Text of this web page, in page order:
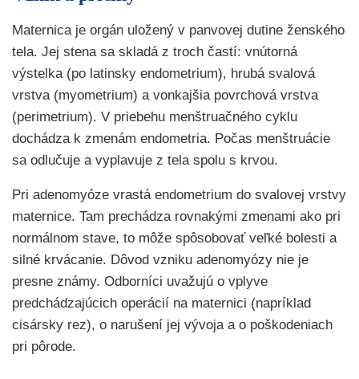
Maternica je orgán uložený v panvovej dutine ženského
tela. Jej stena sa skladá z troch častí: vnútorná
výstelka (po latinsky endometrium), hrubá svalová
vrstva (myometrium) a vonkajšia povrchová vrstva
(perimetrium). V priebehu menštruačného cyklu
dochádza k zmenám endometria. Počas menštruácie
sa odlučuje a vyplavuje z tela spolu s krvou.
Pri adenomyóze vrastá endometrium do svalovej vrstvy
maternice. Tam prechádza rovnakými zmenami ako pri
normálnom stave, to môže spôsobovať veľké bolesti a
silné krvácanie. Dôvod vzniku adenomyózy nie je
presne známy. Odborníci uvažujú o vplyve
predchádzajúcich operácií na maternici (napríklad
cisársky rez), o narušení jej vývoja a o poškodeniach
pri pôrode.